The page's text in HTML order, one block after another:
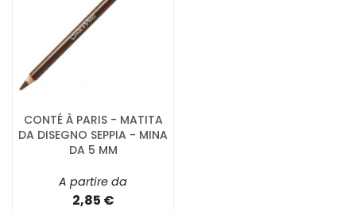
CONTÉ À PARIS - MATITA
DA DISEGNO SEPPIA - MINA
DA 5 MM
A partire da
2,85 €